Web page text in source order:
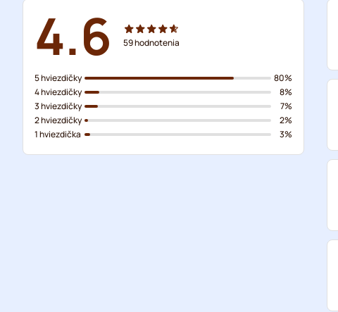
4.6 59hodnotenia
5 hviezdičky
4 hviezdičky
3 hviezdičky
2 hviezdičky
1 hviezdička
80%
8%
7%
2%
3%